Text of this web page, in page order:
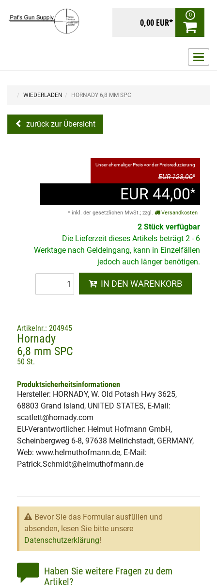
0,00 EUR*
0
ein-/
WIEDERLADEN HORNADY 6,8 MM SPC
zurück zur Übersicht
Unser ehemaliger Preis vor der Preisreduzierung
EUR 123,00*
EUR 44,00*
* inkl. der gesetzlichen MwSt.; zzgl. Versandkosten
2 Stück verfügbar
Die Lieferzeit dieses Artikels beträgt 2 - 6
Werktage nach Geldeingang, kann in Einzelfällen
jedoch auch länger benötigen.
IN DEN WARENKORB
Artikelnr.: 204945
Hornady
6,8 mm SPC
50 St.
Produktsicherheitsinformationen
Hersteller: HORNADY, W. Old Potash Hwy 3625,
68803 Grand Island, UNITED STATES, E-Mail:
scatlett@hornady.com
EU-Verantwortlicher: Helmut Hofmann GmbH,
Scheinbergweg 6-8, 97638 Mellrichstadt, GERMANY,
Web: www.helmuthofmann.de, E-Mail:
Patrick.Schmidt@helmuthofmann.de
Bevor Sie das Formular ausfüllen und
absenden, lesen Sie bitte unsere
Datenschutzerklärung!
Haben Sie weitere Fragen zu dem
Artikel?